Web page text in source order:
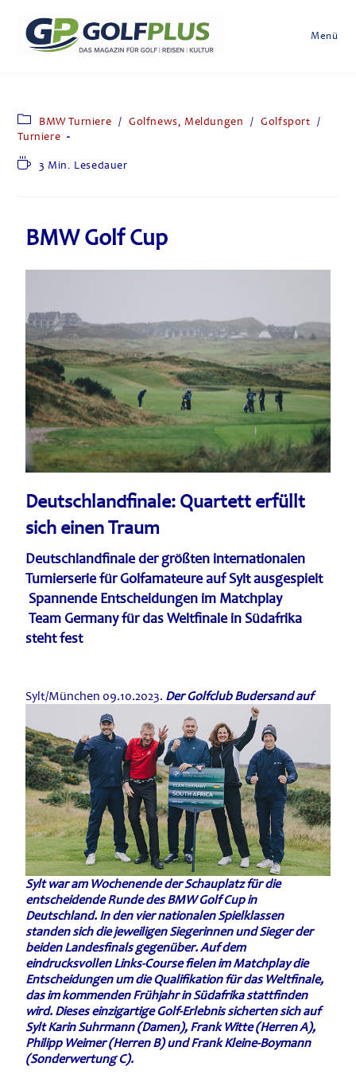
Menü
BMW Turniere / Golfnews, Meldungen / Golfsport /
Turniere
3 Min. Lesedauer
BMW Golf Cup
Deutschlandfinale: Quartett erfüllt
sich einen Traum
Deutschlandfinale der größten internationalen
Turnierserie für Golfamateure auf Sylt ausgespielt
Spannende Entscheidungen im Matchplay
Team Germany für das Weltfinale in Südafrika
steht fest
Sylt/München 09.10.2023. Der Golfclub Budersand auf
Sylt war am Wochenende der Schauplatz für die
entscheidende Runde des BMW Golf Cup in
Deutschland. In den vier nationalen Spielklassen
standen sich die jeweiligen Siegerinnen und Sieger der
beiden Landesfinals gegenüber. Auf dem
eindrucksvollen Links-Course fielen im Matchplay die
Entscheidungen um die Qualifikation für das Weltfinale,
das im kommenden Frühjahr in Südafrika stattfinden
wird. Dieses einzigartige Golf-Erlebnis sicherten sich auf
Sylt Karin Suhrmann (Damen), Frank Witte (Herren A),
Philipp Weimer (Herren B) und Frank Kleine-Boymann
(Sonderwertung C).